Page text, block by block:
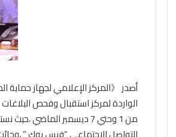
أصدر 《المركز الإعلامي لجهاز
الواردة لمركز استقبال وفحص
من 1 وحتي 7 ديسمبر